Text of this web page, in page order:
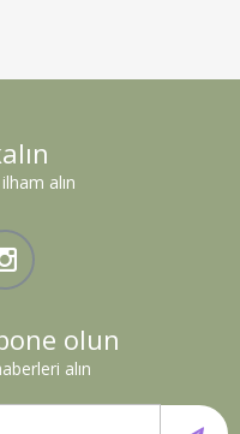
alın
olun
alın